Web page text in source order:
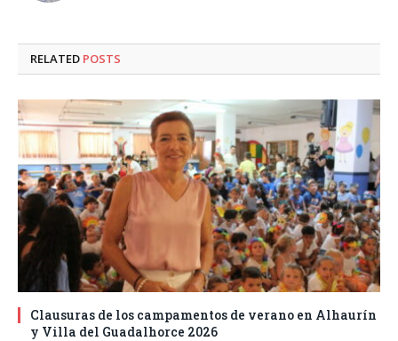
RELATED POSTS
Clausuras de los campamentos de verano en Alhaurín
y Villa del Guadalhorce 2026